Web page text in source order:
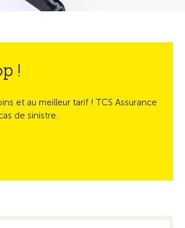
!
et au meilleur tarif ! TCS Assurance
de sinistre.